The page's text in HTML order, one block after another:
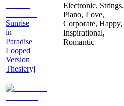
Sunrise
in
Paradise
Looped
Version
Thesieryj
Electronic, Strings,
Piano, Love,
Corporate, Happy,
Inspirational,
Romantic